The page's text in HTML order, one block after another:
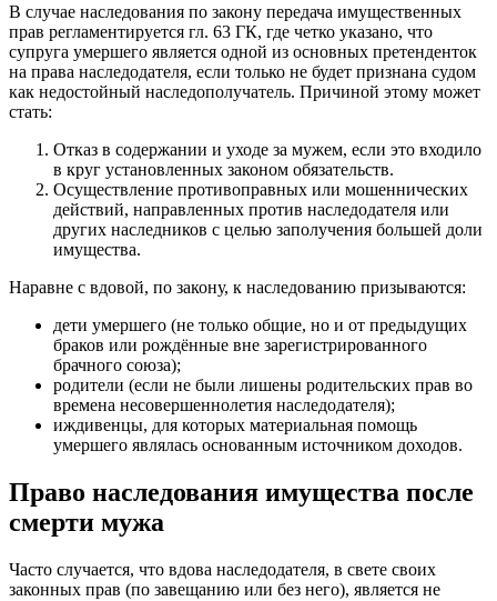
В случае наследования по закону передача имущественных
прав регламентируется гл. 63 ГК, где четко указано, что
супруга умершего является одной из основных претенденток
на права наследодателя, если только не будет признана судом
как недостойный наследополучатель. Причиной этому может
стать:
Отказ в содержании и уходе за мужем, если это входило
в круг установленных законом обязательств.
Осуществление противоправных или мошеннических
действий, направленных против наследодателя или
других наследников с целью заполучения большей доли
имущества.
Наравне с вдовой, по закону, к наследованию призываются:
дети умершего (не только общие, но и от предыдущих
браков или рождённые вне зарегистрированного
брачного союза);
родители (если не были лишены родительских прав во
времена несовершеннолетия наследодателя);
иждивенцы, для которых материальная помощь
умершего являлась основанным источником доходов.
Право наследования имущества после
смерти мужа
Часто случается, что вдова наследодателя, в свете своих
законных прав (по завещанию или без него), является не